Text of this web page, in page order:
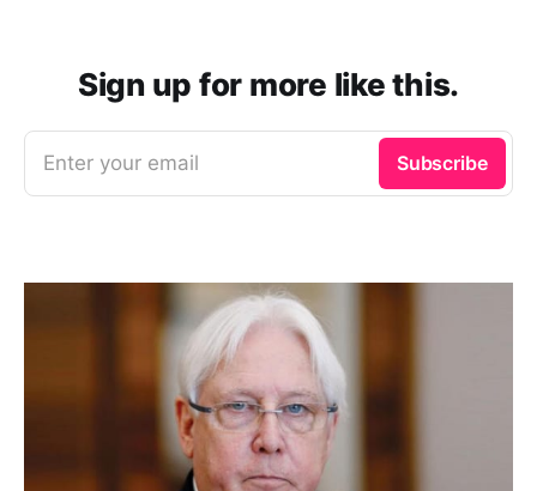
Sign up for more like this.
Enter your email Subscribe